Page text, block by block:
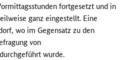
fortgesetzt und in
ganz eingestellt. Eine
wo im Gegensatz zu den
von
wurde.